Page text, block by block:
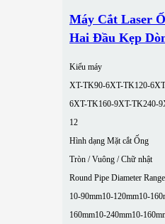
Máy Cắt Laser
Hai Đầu Kẹp
Kiểu máy
XT-TK90-6XT-TK120-6
6XT-TK160-9XT-TK240-9
12
Hình dạng Mặt cắt Ống
Tròn / Vuông / Chữ nhật
Round Pipe Diameter Range
10-90mm10-120mm10-
160mm10-240mm10-